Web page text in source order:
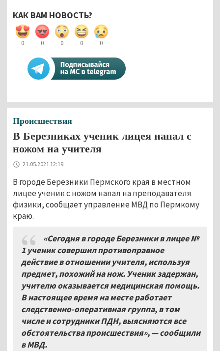
КАК ВАМ НОВОСТЬ?
0 0 0 0 0
Происшествия
В Березниках ученик лицея напал с
ножом на учителя
21.05.2021 12:19
В городе Березники Пермского края в местном
лицее ученик с ножом напал на преподавателя
физики, сообщает управление МВД по Пермкому
краю.
«Сегодня в городе Березники в лицее №
1 ученик совершил противоправное
действие в отношении учителя, используя
предмет, похожий на нож. Ученик задержан,
учителю оказывается медицинская помощь.
В настоящее время на месте работает
следственно-оперативная группа, в том
числе и сотрудники ПДН, выясняются все
обстоятельства происшествия», — сообщили
в МВД.